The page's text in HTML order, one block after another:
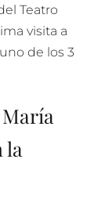
Teatro
visita a
de los 3
la